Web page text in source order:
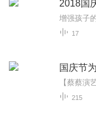
2018国
增强孩子
17
国庆节
215